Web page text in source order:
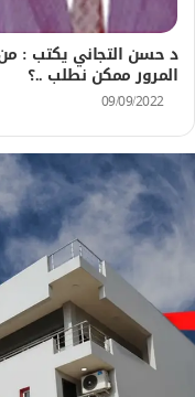
د حسن التجاني يكتب :
المرور ممكن نطلب ..؟
09/09/2022